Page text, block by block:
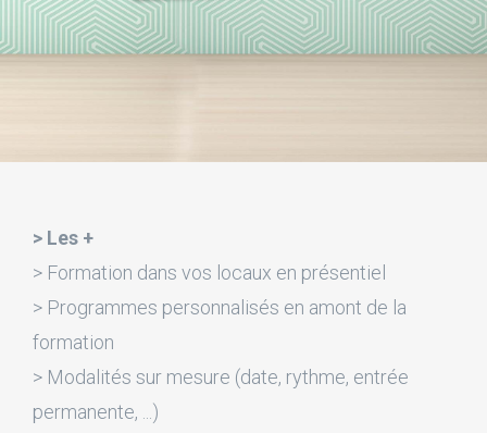
> Les +
> Formation dans vos locaux en présentiel
> Programmes personnalisés en amont de la
formation
> Modalités sur mesure (date, rythme, entrée
permanente, ...)